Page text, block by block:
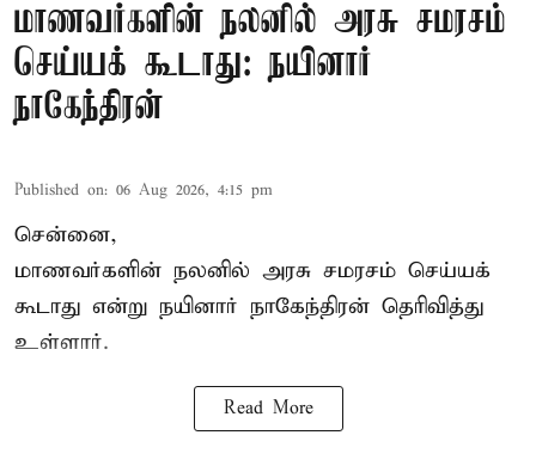
மாணவர்களின் நலனில் அரசு சமரசம்
செய்யக் கூடாது: நயினார்
நாகேந்திரன்
Published on: 06 Aug 2026, 4:15 pm
சென்னை,
மாணவர்களின் நலனில் அரசு சமரசம் செய்யக்
கூடாது என்று நயினார் நாகேந்திரன் தெரிவித்து
உள்ளார்.
Read More